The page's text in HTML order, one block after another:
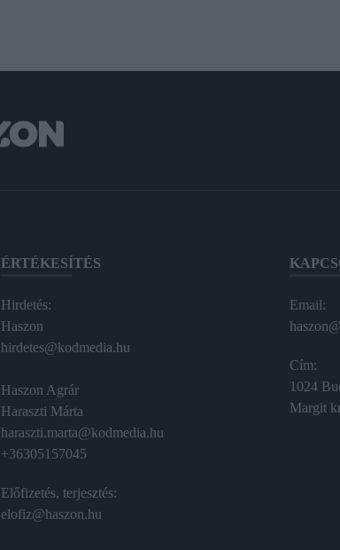
ÉRTÉKESÍTÉS
Hirdetés:
Haszon
hirdetes@kodmedia.hu
Haszon Agrár
Haraszti Márta
haraszti.marta@kodmedia.hu
+36305157045
Előfizetés, terjesztés:
elofiz@haszon.hu
Email:
Cím:
1024
Margit